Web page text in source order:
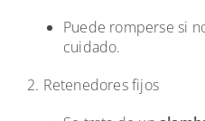
Puede romperse si
cuidado.
2. Retenedores fijos